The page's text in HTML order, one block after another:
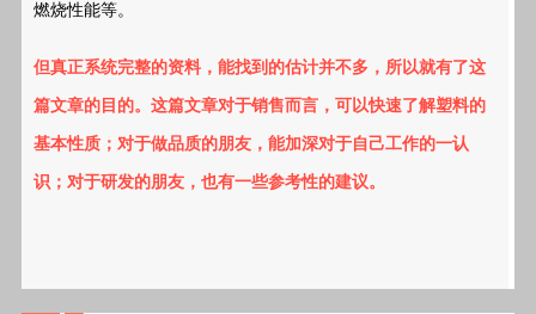
燃烧性能等。
但真正系统完整的资料，能找到的估计并不多，所以就有了这
篇文章的目的。这篇文章对于销售而言，可以快速了解塑料的
基本性质；对于做品质的朋友，能加深对于自己工作的一认
识；对于研发的朋友，也有一些参考性的建议。